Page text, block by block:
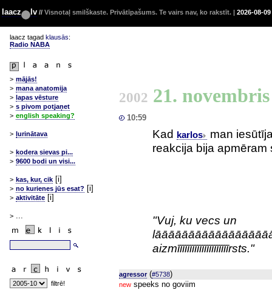
laacz lv // Visnotaļ smilškaste. Privātīpašums. Te vairs nav, ko rakstīt. | 2026-08-
laacz tagad klausās:
Radio NABA
> mājās!
> mana anatomija
> lapas vēsture
> s pivom potjaņet
> english speaking?
> ļurinātava
> kodera sievas pi...
> 9600 bodi un visi...
> kas, kur, cik [i]
> no kurienes jūs esat? [i]
> aktivitāte [i]
> ...
2002 21.
10:59
Kad karlos
man
reakcija bija apmēram
"Vuj, ku vecs un
aizmīīīīīīīīīīīīīīīīīīīīīrsts."
agressor(#5738)
new speeks no goviim